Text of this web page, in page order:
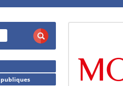
publiques